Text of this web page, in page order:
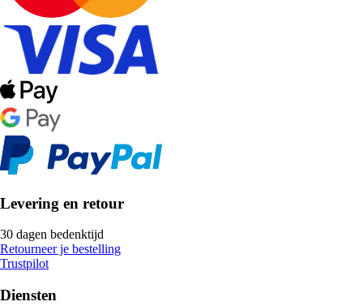
Levering en retour
30 dagen bedenktijd
Retourneer je bestelling
Trustpilot
Diensten